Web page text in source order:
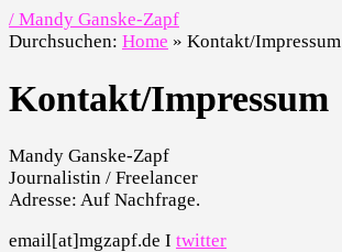
/ Mandy Ganske-Zapf
Durchsuchen: Home » Kontakt/Impressum
Kontakt/Impressum
Mandy Ganske-Zapf
Journalistin / Freelancer
Adresse: Auf Nachfrage.
email[at]mgzapf.de I twitter